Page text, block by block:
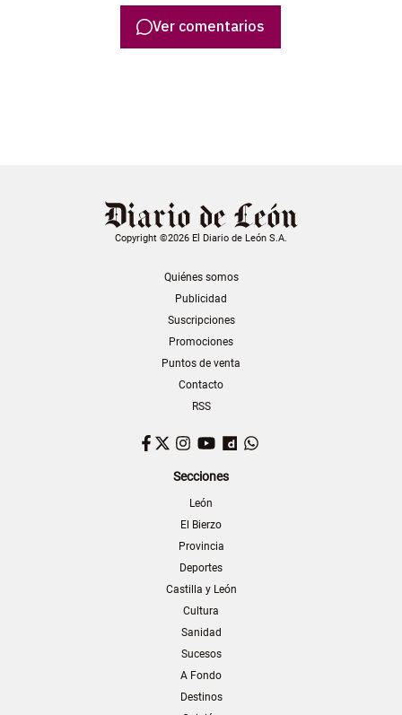
Ver comentarios
Copyright ©2026 El Diario de León S.A.
Quiénes somos
Publicidad
Suscripciones
Promociones
Puntos de venta
Contacto
RSS
Facebook
TwitterInstagram
YouTubeDailymotion
Secciones
León
El Bierzo
Provincia
Deportes
Castilla y León
Cultura
Sanidad
Sucesos
A Fondo
Destinos